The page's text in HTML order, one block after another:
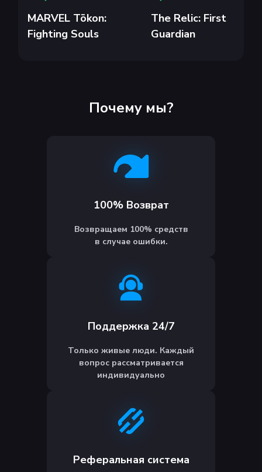
MARVEL Tōkon:
Fighting Souls
The Relic: First
Guardian
Почему мы?
100% Возврат
Возвращаем 100% средств
в случае ошибки.
Поддержка 24/7
Только живые люди. Каждый
вопрос рассматривается
индивидуально
Реферальная система